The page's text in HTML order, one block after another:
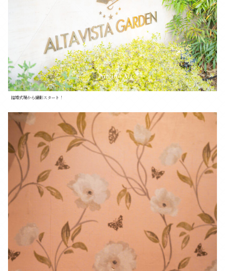
結婚式場から撮影スタート！